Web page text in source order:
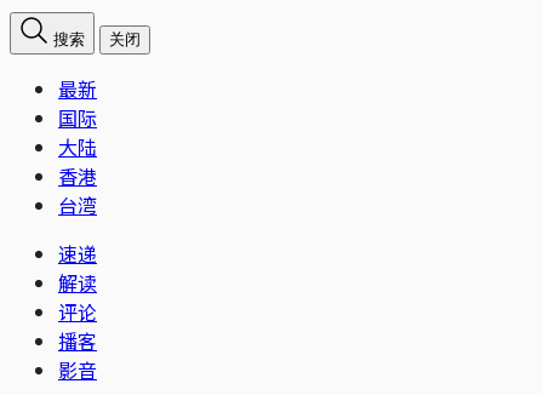
搜索 关闭
最新
国际
大陆
香港
台湾
速递
解读
评论
播客
影音